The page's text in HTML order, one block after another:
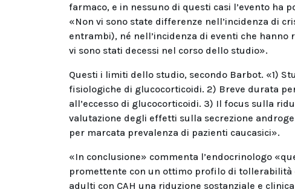
farmaco, e in nessuno di questi casi l’evento ha
«Non vi sono state differenze nell’incidenza di
entrambi), né nell’incidenza di eventi che
vi sono stati decessi nel corso dello studio».
Questi i limiti dello studio, secondo Barbot. «1)
fisiologiche di glucocorticoidi. 2) Breve durata
all’eccesso di glucocorticoidi. 3) Il focus sulla
valutazione degli effetti sulla secrezione
per marcata prevalenza di pazienti caucasici».
«In conclusione» commenta l’endocrinologo
promettente con un ottimo profilo di tollerabilità
adulti con CAH una riduzione sostanziale e